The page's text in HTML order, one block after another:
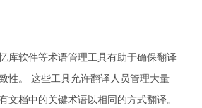
库软件等术语管理工具有助于确保翻译
性。 这些工具允许翻译人员管理大量
文档中的关键术语以相同的方式翻译。